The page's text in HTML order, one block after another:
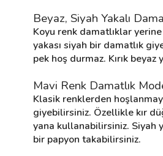
Beyaz, Siyah Yakalı
Koyu renk damatlıklar
yakası siyah bir damatlık
pek hoş durmaz. Kırık
Mavi Renk Damatlık
Klasik renklerden
giyebilirsiniz. Özellikle kır
yana kullanabilirsiniz. Siyah
bir papyon takabilirsiniz.